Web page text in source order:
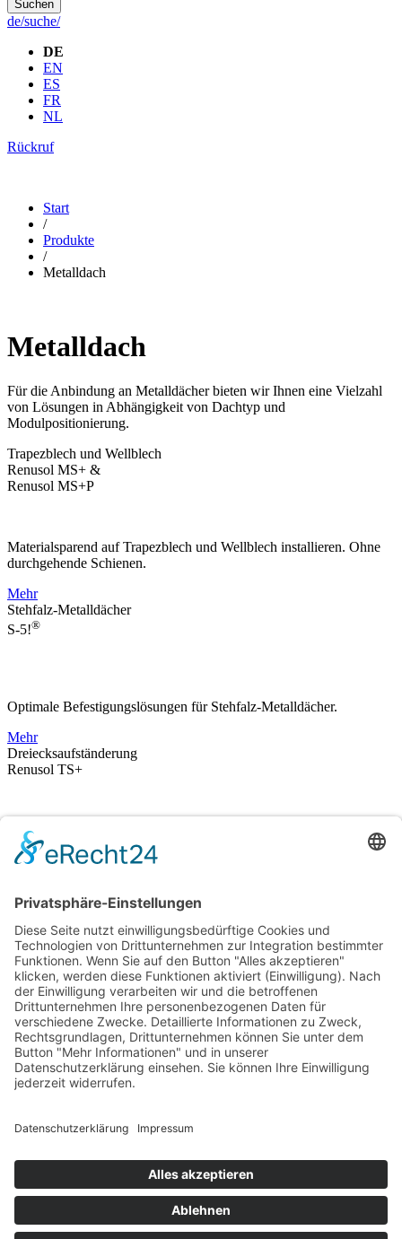
Suchen
de/suche/
DE
EN
ES
FR
NL
Rückruf
Start
/
Produkte
/
Metalldach
Metalldach
Für die Anbindung an Metalldächer bieten wir Ihnen eine Vielzahl
von Lösungen in Abhängigkeit von Dachtyp und
Modulpositionierung.
Trapezblech und Wellblech
Renusol MS+ &
Renusol MS+P
Materialsparend auf Trapezblech und Wellblech installieren. Ohne
durchgehende Schienen.
Mehr
Stehfalz-Metalldächer
S-5!®
Optimale Befestigungslösungen für Stehfalz-Metalldächer.
Mehr
Dreiecksaufständerung
Renusol TS+
Die universale Dreiecks­aufständerung für unbegrenzte
Möglichkeiten.
Schrägdächer
Renusol VS+
Das universale Schrädgachsystem, auch für das Metalldach.
Mehr
News
© Renusol Europe GmbH |AGB
Navigation überspringen
Impressum